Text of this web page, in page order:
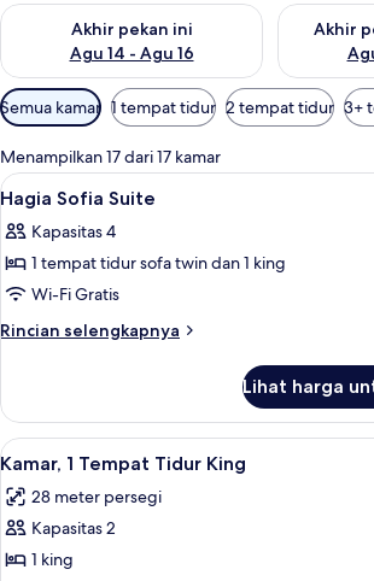
Akhir pekan ini
Agu 14 - Agu 16
Periksa ketersediaan untuk akhir pekan ini
Akhir
Periksa
Filter
tersedia
untuk
kamar
Semua kamar 1 tempat tidur 2 tempat tidur 3+
Menampilkan 17 dari 17 kamar
Lihat
semua
foto
untuk
Hagia
Sofia
Seprai
13
Hagia Sofia Suite
Kapasitas 4
1 tempat tidur sofa twin dan 1 king
Wi-Fi Gratis
Rincian selengkapnya
Rincian
Hagia
Sofia
Suite
Lihat harga
Lihat
semua
foto
untuk
Kamar,
Kamar, 1
10
Kamar, 1 Tempat Tidur King
28 meter persegi
Kapasitas 2
1 king